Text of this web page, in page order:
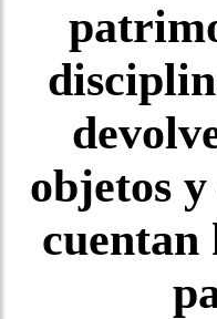
objetos y
cuentan